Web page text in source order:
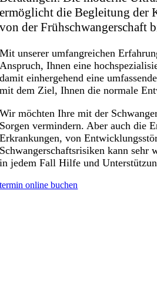
ermöglicht die Begleitung der
von der Frühschwangerschaft
Mit unserer umfangreichen
Anspruch, Ihnen eine
damit einhergehend eine
mit dem Ziel, Ihnen die normale
Wir möchten Ihre mit der
Sorgen vermindern. Aber auch die
Erkrankungen, von
Schwangerschaftsrisiken kann sehr
in jedem Fall Hilfe und
termin online buchen